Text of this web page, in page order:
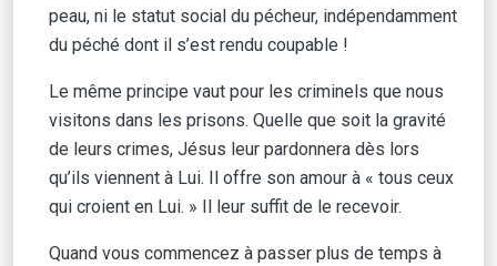
peau, ni le statut social du pécheur, indépendamment
du péché dont il s’est rendu coupable !
Le même principe vaut pour les criminels que nous
visitons dans les prisons. Quelle que soit la gravité
de leurs crimes, Jésus leur pardonnera dès lors
qu’ils viennent à Lui. Il offre son amour à « tous ceux
qui croient en Lui. » Il leur suffit de le recevoir.
Quand vous commencez à passer plus de temps à